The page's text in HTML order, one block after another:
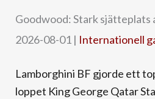
Goodwood: Stark sjätteplats
2026-08-01 | Internationell
Lamborghini BF gjorde ett
loppet King George Qatar